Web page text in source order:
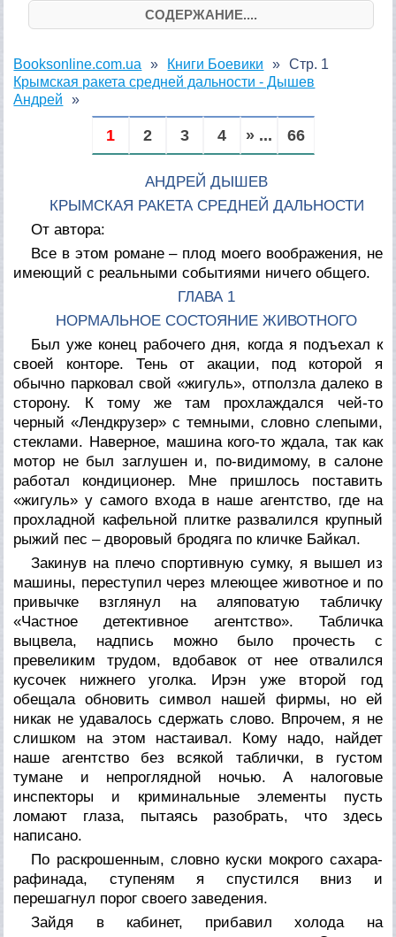
СОДЕРЖАНИЕ....
Booksonline.com.ua
Книги Боевики
Крымская ракета средней дальности - Дышев
Андрей
Стр. 1
1 2 3 4 » ... 66
АНДРЕЙ ДЫШЕВ
КРЫМСКАЯ РАКЕТА СРЕДНЕЙ ДАЛЬНОСТИ
От автора:
Все в этом романе – плод моего воображения, не
имеющий с реальными событиями ничего общего.
ГЛАВА 1
НОРМАЛЬНОЕ СОСТОЯНИЕ ЖИВОТНОГО
Был уже конец рабочего дня, когда я подъехал к
своей конторе. Тень от акации, под которой я
обычно парковал свой «жигуль», отползла далеко в
сторону. К тому же там прохлаждался чей-то
черный «Лендкрузер» с темными, словно слепыми,
стеклами. Наверное, машина кого-то ждала, так как
мотор не был заглушен и, по-видимому, в салоне
работал кондиционер. Мне пришлось поставить
«жигуль» у самого входа в наше агентство, где на
прохладной кафельной плитке развалился крупный
рыжий пес – дворовый бродяга по кличке Байкал.
Закинув на плечо спортивную сумку, я вышел из
машины, переступил через млеющее животное и по
привычке взглянул на аляповатую табличку
«Частное детективное агентство». Табличка
выцвела, надпись можно было прочесть с
превеликим трудом, вдобавок от нее отвалился
кусочек нижнего уголка. Ирэн уже второй год
обещала обновить символ нашей фирмы, но ей
никак не удавалось сдержать слово. Впрочем, я не
слишком на этом настаивал. Кому надо, найдет
наше агентство без всякой таблички, в густом
тумане и непроглядной ночью. А налоговые
инспекторы и криминальные элементы пусть
ломают глаза, пытаясь разобрать, что здесь
написано.
По раскрошенным, словно куски мокрого сахара-
рафинада, ступеням я спустился вниз и
перешагнул порог своего заведения.
Зайдя в кабинет, прибавил холода на